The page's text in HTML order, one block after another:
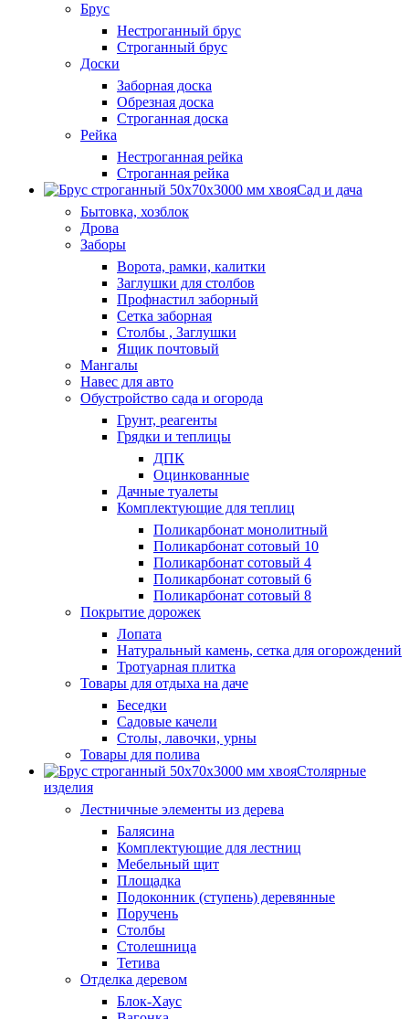
Брус
Нестроганный брус
Строганный брус
Доски
Заборная доска
Обрезная доска
Строганная доска
Рейка
Нестроганная рейка
Строганная рейка
Сад и дача
Бытовка, хозблок
Дрова
Заборы
Ворота, рамки, калитки
Заглушки для столбов
Профнастил заборный
Сетка заборная
Столбы , Заглушки
Ящик почтовый
Мангалы
Навес для авто
Обустройство сада и огорода
Грунт, реагенты
Грядки и теплицы
ДПК
Оцинкованные
Дачные туалеты
Комплектующие для теплиц
Поликарбонат монолитный
Поликарбонат сотовый 10
Поликарбонат сотовый 4
Поликарбонат сотовый 6
Поликарбонат сотовый 8
Покрытие дорожек
Лопата
Натуральный камень, сетка для огорождений
Тротуарная плитка
Товары для отдыха на даче
Беседки
Садовые качели
Столы, лавочки, урны
Товары для полива
Столярные
изделия
Лестничные элементы из дерева
Балясина
Комплектующие для лестниц
Мебельный щит
Площадка
Подоконник (ступень) деревянные
Поручень
Столбы
Столешница
Тетива
Отделка деревом
Блок-Хаус